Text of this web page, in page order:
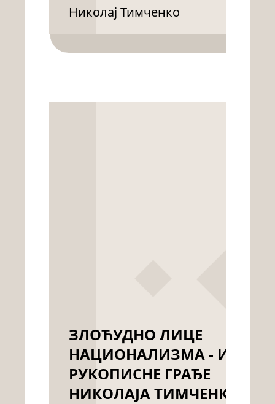
Николај Тимченко
ЗЛОЋУДНО ЛИЦЕ
НАЦИОНАЛИЗМА - ИЗ
РУКОПИСНЕ ГРАЂЕ
НИКОЛАЈА ТИМЧЕНКА